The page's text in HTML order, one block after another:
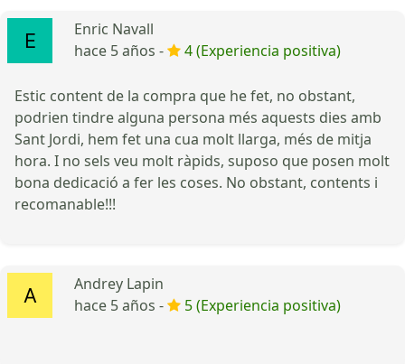
Enric Navall
hace 5 años -
4 (Experiencia positiva)
Estic content de la compra que he fet, no obstant,
podrien tindre alguna persona més aquests dies amb
Sant Jordi, hem fet una cua molt llarga, més de mitja
hora. I no sels veu molt ràpids, suposo que posen molt
bona dedicació a fer les coses. No obstant, contents i
recomanable!!!
Andrey Lapin
hace 5 años -
5 (Experiencia positiva)